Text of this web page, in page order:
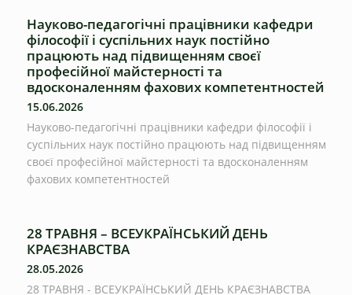
Науково-педагогічні працівники кафедри
філософії і суспільних наук постійно
працюють над підвищенням своєї
професійної майстерності та
вдосконаленням фахових компетентностей
15.06.2026
Науково-педагогічні працівники кафедри філософії і
суспільних наук постійно працюють над підвищенням
своєї професійної майстерності та вдосконаленням
фахових компетентностей
28 ТРАВНЯ – ВСЕУКРАЇНСЬКИЙ ДЕНЬ
КРАЄЗНАВСТВА
28.05.2026
28 ТРАВНЯ - ВСЕУКРАЇНСЬКИЙ ДЕНЬ КРАЄЗНАВСТВА